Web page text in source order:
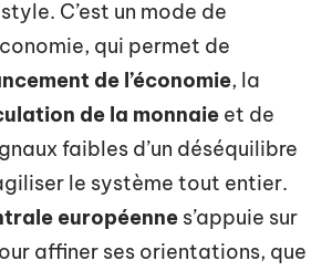
C’est un mode de
qui permet de
de l’économie, la
de la monnaie et de
faibles d’un déséquilibre
le système tout entier.
européenne s’appuie sur
affiner ses orientations, que